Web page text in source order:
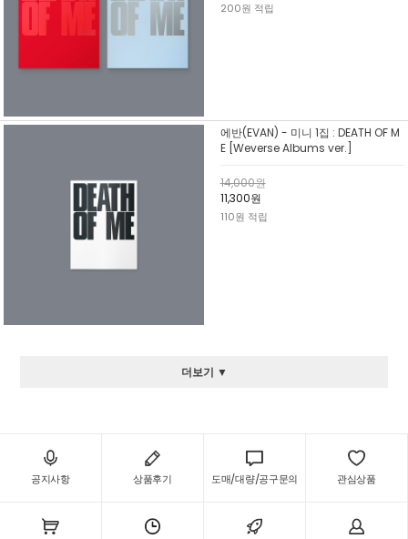
200원 적립
에반(EVAN) - 미니 1집 : DEATH OF M
E [Weverse Albums ver.]
14,000원
11,300원
110원 적립
더보기 ▼
공지사항 상품후기 도매/대량/공구문의 관심상품